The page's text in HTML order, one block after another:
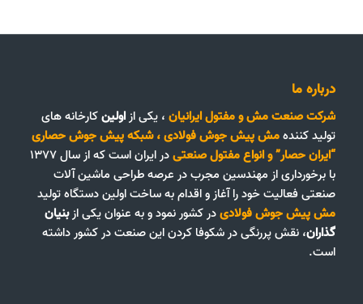
درباره ما
شرکت صنعت مش و مفتول ایرانیان، یکی ازاولینکارخانه های
تولید کنندهمش پیش جوش فولادی،شبکه پیش جوش حصاری
“ایران حصار”وانواع مفتول صنعتی
در ایران است که از سال ۱۳۷۷
با برخورداری از مهندسین مجرب در عرصه طراحی ماشین آلات
صنعتی فعالیت خود را آغاز و اقدام به ساخت اولین دستگاه تولید
مش پیش جوش فولادیدر کشور نمود و به عنوان یکی ازبنیان
گذاران، نقش پررنگی در شکوفا کردن این صنعت در کشور داشته
است.